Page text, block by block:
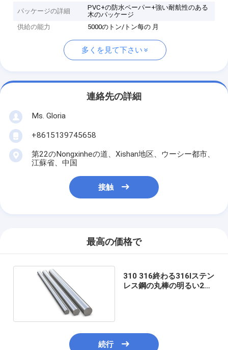
パッケージの詳細
PVC+の防水ペーパー+強い耐航性のある
木のパッケージ
供給の能力
5000のトン/トン每の 月
多くを見て下さい
連絡先の詳細
Ms. Gloria
+8615139745658
第22のNongxinheの道、Xishan地区、ウーシー都市、
江蘇省、中国
接触
最高の価格で
310 316終わる316lステン
レス鋼の丸棒の明るい2B
続行